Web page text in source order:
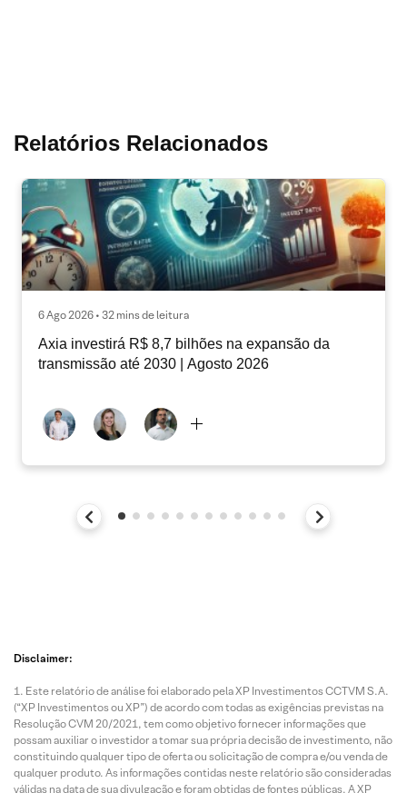
Relatórios Relacionados
6 Ago 2026 • 32 mins de leitura
Axia investirá R$ 8,7 bilhões na expansão da
transmissão até 2030 | Agosto 2026
Disclaimer:
Este relatório de análise foi elaborado pela XP Investimentos CCTVM S.A.
(“XP Investimentos ou XP”) de acordo com todas as exigências previstas na
Resolução CVM 20/2021, tem como objetivo fornecer informações que
possam auxiliar o investidor a tomar sua própria decisão de investimento, não
constituindo qualquer tipo de oferta ou solicitação de compra e/ou venda de
qualquer produto. As informações contidas neste relatório são consideradas
válidas na data de sua divulgação e foram obtidas de fontes públicas. A XP